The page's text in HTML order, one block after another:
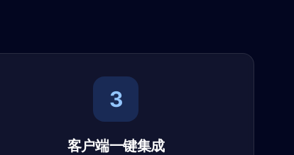
3
客户端一键集成